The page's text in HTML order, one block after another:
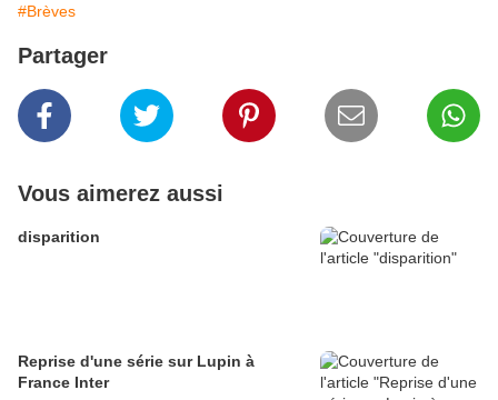
#Brèves
Partager
Vous aimerez aussi
disparition
Reprise d'une série sur Lupin à
France Inter